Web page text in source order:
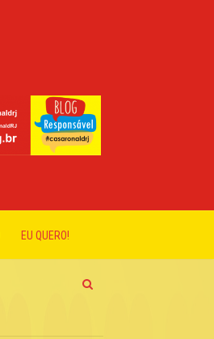
EU QUERO!